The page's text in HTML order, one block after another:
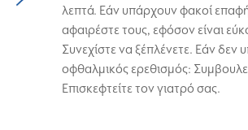
λεπτά. Εάν υπάρχουν φακοί
αφαιρέστε τους, εφόσον είναι
Συνεχίστε να ξέπλένετε. Εάν δεν
οφθαλμικός ερεθισμός:
Επισκεφτείτε τον γιατρό σας.